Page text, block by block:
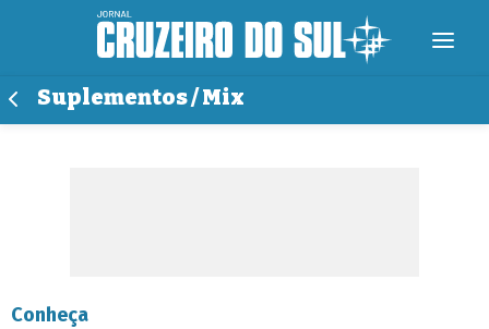
Suplementos / Mix
Conheça